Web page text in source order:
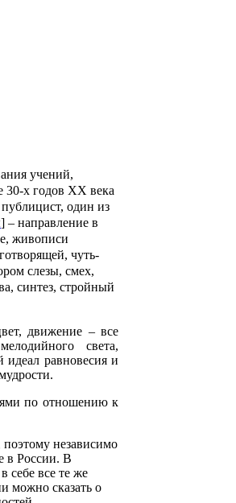
учений,
30-х годов ХХ века
один из
] – направление в
живописи
чуть-
слезы, смех,
синтез, стройный
движение – все
света,
идеал равновесия и
по отношению к
поэтому независимо
в России. В
себе все те же
можно сказать о